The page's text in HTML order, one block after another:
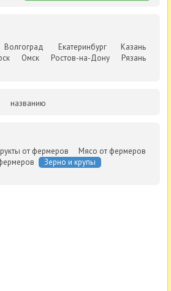
Волгоград Екатеринбург
Казань
Омск Ростов-на-Дону
Рязань
названию
от фермеров
Мясо от фермеров
Зерно и крупы